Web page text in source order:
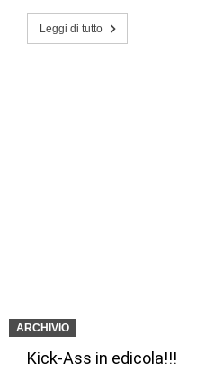
Leggi di tutto
ARCHIVIO
Kick-Ass in edicola!!!